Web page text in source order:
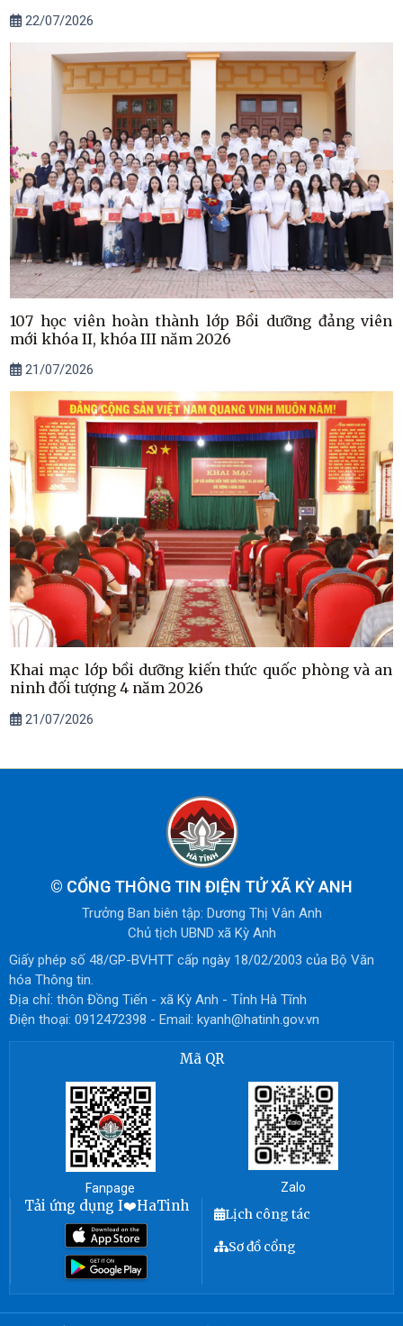
22/07/2026
107 học viên hoàn thành lớp Bồi dưỡng đảng viên
mới khóa II, khóa III năm 2026
21/07/2026
Khai mạc lớp bồi dưỡng kiến thức quốc phòng và an
ninh đối tượng 4 năm 2026
21/07/2026
© CỔNG THÔNG TIN ĐIỆN TỬ XÃ KỲ ANH
Trưởng Ban biên tập: Dương Thị Vân Anh
Chủ tịch UBND xã Kỳ Anh
Giấy phép số 48/GP-BVHTT cấp ngày 18/02/2003 của Bộ Văn
hóa Thông tin.
Địa chỉ: thôn Đồng Tiến - xã Kỳ Anh - Tỉnh Hà Tĩnh
Điện thoại: 0912472398 - Email: kyanh@hatinh.gov.vn
Mã QR
Fanpage Zalo
Tải ứng dụng I❤️HaTinh
Lịch công tác
Sơ đồ cổng